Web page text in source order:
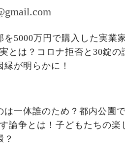
を5000万円で購入した実業
とは？コロナ拒否と30錠
が明らかに！
は一体誰のため？都内公園
論争とは！子どもたちの楽
？